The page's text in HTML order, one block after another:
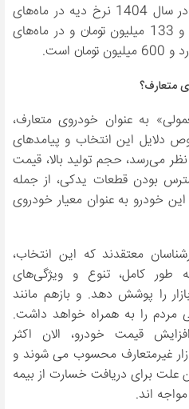
با تصویب قوه قضائیه در سال 1404 نرخ دیه در ماه‌های
حرام برابر با 2 میلیارد و 133 میلیون تومان و در ماه‌های
متعارف؟
به عنوان خودروی متعارف،
دلایل این انتخاب و پیامدهای
می‌رسد، حجم تولید بالا، قیمت
بودن قطعات یدکی، از جمله
خودرو به عنوان معیار خودروی
معتقدند که این انتخاب،
طور کامل، تنوع و ویژگی‌های
را پوشش دهد. و بازهم مانند
مردم را به همراه خواهد داشت.
قیمت خودرو، الان اکثر
غیرمتعارف محسوب می شوند و
علت برای دریافت خسارت از بیمه
اند.